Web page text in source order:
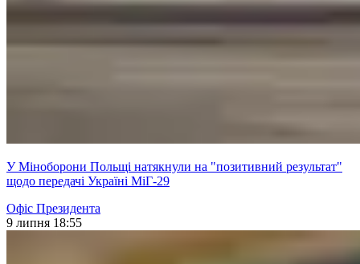
У Міноборони Польщі натякнули на "позитивний результат"
щодо передачі Україні МіГ-29
Офіс Президента
9 липня 18:55